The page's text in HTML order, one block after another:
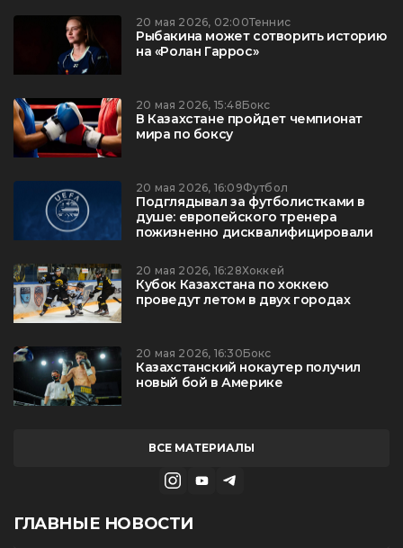
20 мая 2026, 02:00Теннис
Рыбакина может сотворить историю
на «Ролан Гаррос»
20 мая 2026, 15:48Бокс
В Казахстане пройдет чемпионат
мира по боксу
20 мая 2026, 16:09Футбол
Подглядывал за футболистками в
душе: европейского тренера
пожизненно дисквалифицировали
20 мая 2026, 16:28Хоккей
Кубок Казахстана по хоккею
проведут летом в двух городах
20 мая 2026, 16:30Бокс
Казахстанский нокаутер получил
новый бой в Америке
ВСЕ МАТЕРИАЛЫ
ГЛАВНЫЕ НОВОСТИ